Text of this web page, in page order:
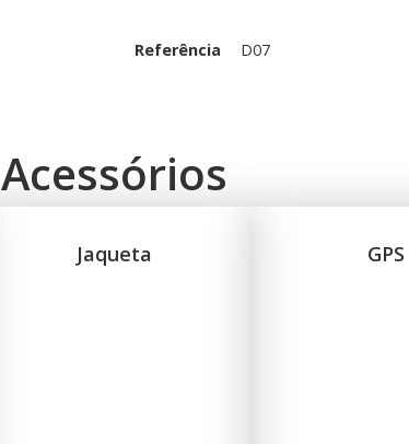
Referência D07
Acessórios
Jaqueta GPS